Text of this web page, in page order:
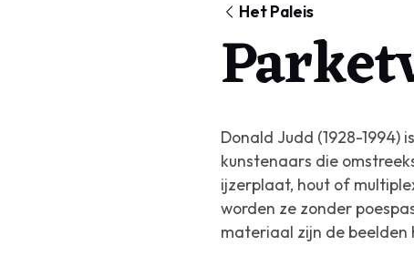
Het Paleis
Donald Judd (1928-
kunstenaars die
ijzerplaat, hout of
worden ze zonder
materiaal zijn de beelden